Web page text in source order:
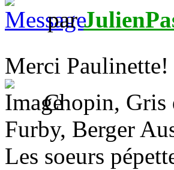
par
Merci Paulinette!
Chopin, Gris
Furby, Berger
Les soeurs